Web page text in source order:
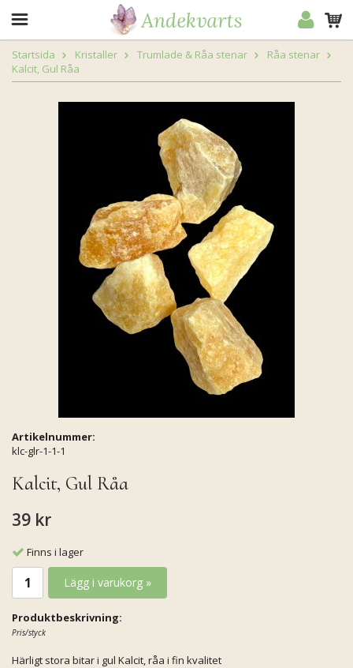
Startsida Kristaller Trumlade & Råa stenar
Råa stenar
Kalcit, Gul Råa
Artikelnummer:
klc-glr-1-1-1
Kalcit, Gul Råa
39 kr
Finns i lager
Lägg i varukorg »
Produktbeskrivning:
Pris/styck
Härligt stora bitar i gul Kalcit, råa i fin kvalitet